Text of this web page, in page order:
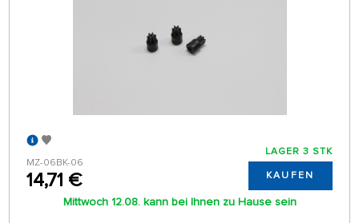
MZ-06BK-06
14,71 €
LAGER 3 STK
KAUFEN
Mittwoch 12.08. kann bei Ihnen zu Hause sein